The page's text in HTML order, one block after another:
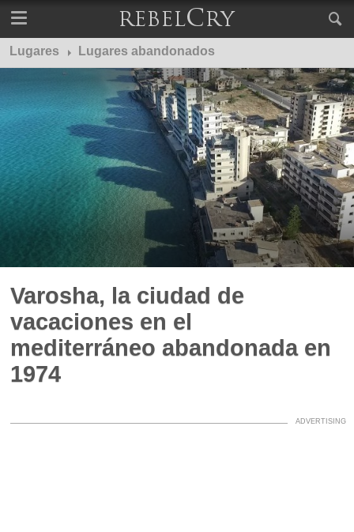
Lugares Lugares abandonados
Varosha, la ciudad de
vacaciones en el
mediterráneo abandonada en
1974